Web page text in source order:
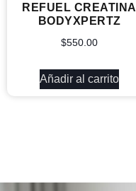
REFUEL CREATINA
BODYXPERTZ
$550.00
Añadir al carrito